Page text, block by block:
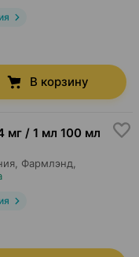
В корзину
мг / 1 мл 100 мл
Фармлэнд,